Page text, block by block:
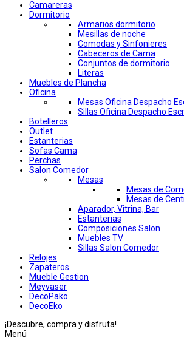
Camareras
Dormitorio
Armarios dormitorio
Mesillas de noche
Comodas y Sinfonieres
Cabeceros de Cama
Conjuntos de dormitorio
Literas
Muebles de Plancha
Oficina
Mesas Oficina Despacho
Sillas Oficina Despacho
Botelleros
Outlet
Estanterias
Sofas Cama
Perchas
Salon Comedor
Mesas
Mesas de
Mesas de
Aparador, Vitrina, Bar
Estanterias
Composiciones Salon
Muebles TV
Sillas Salon Comedor
Relojes
Zapateros
Mueble Gestion
Meyvaser
DecoPako
DecoEko
¡Descubre, compra y disfruta!
Menú